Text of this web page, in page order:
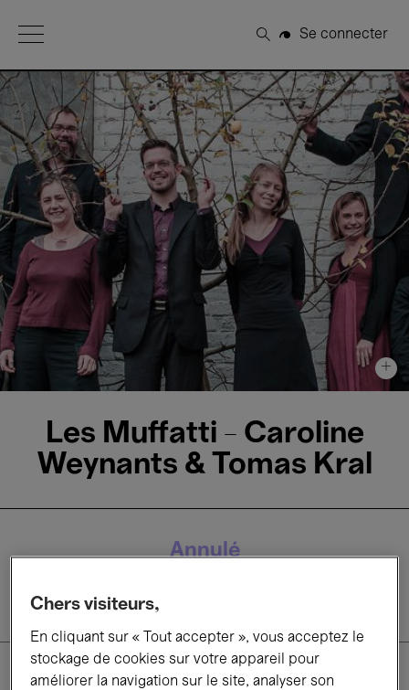
Open Menu
Rechercher
Se connecter
+
Les Muffatti - Caroline
Weynants & Tomas Kral
Annulé
31 Mars'20
Concerts
Chers visiteurs,
En cliquant sur « Tout accepter », vous acceptez le
stockage de cookies sur votre appareil pour
améliorer la navigation sur le site, analyser son